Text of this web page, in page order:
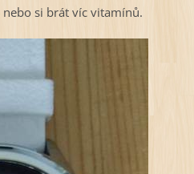
si brát víc vitamínů.